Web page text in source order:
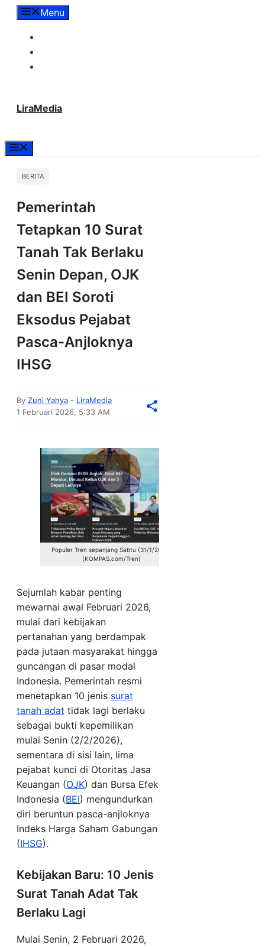
LangsungMenu
LiraMedia
BERITA
Pemerintah
Tetapkan 10 Surat
Tanah Tak Berlaku
Senin Depan, OJK
dan BEI Soroti
Eksodus Pejabat
Pasca-Anjloknya
IHSG
By Zuni Yahya - LiraMedia
1 Februari 2026, 5:33 AM
Populer Tren sepanjang Sabtu (31/1/2026)
(KOMPAS.com/Tren)
Sejumlah kabar penting
mewarnai awal Februari 2026,
mulai dari kebijakan
pertanahan yang berdampak
pada jutaan masyarakat hingga
guncangan di pasar modal
Indonesia. Pemerintah resmi
menetapkan 10 jenis surat
tanah adat tidak lagi berlaku
sebagai bukti kepemilikan
mulai Senin (2/2/2026),
sementara di sisi lain, lima
pejabat kunci di Otoritas Jasa
Keuangan (OJK) dan Bursa Efek
Indonesia (BEI) mengundurkan
diri beruntun pasca-anjloknya
Indeks Harga Saham Gabungan
(IHSG).
Kebijakan Baru: 10 Jenis
Surat Tanah Adat Tak
Berlaku Lagi
Mulai Senin, 2 Februari 2026,